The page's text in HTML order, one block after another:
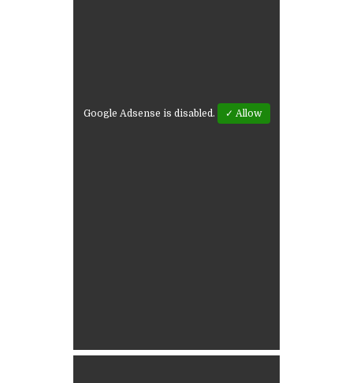
Google Adsense is disabled. ✓ Allow